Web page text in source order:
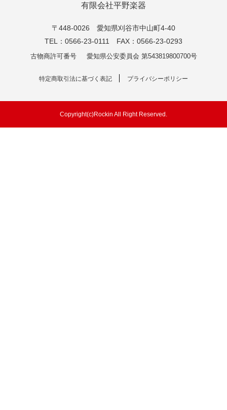
有限会社平野楽器
〒448-0026 愛知県刈谷市中山町4-40
TEL：0566-23-0111 FAX：0566-23-0293
古物商許可番号 愛知県公安委員会 第543819800700号
特定商取引法に基づく表記 プライバシーポリシー
Copyright(c)Rockin All Right Reserved.